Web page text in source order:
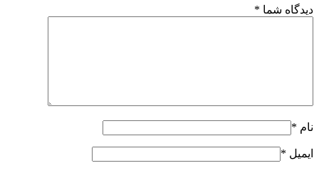
دیدگاه شما *
نام *
ایمیل *